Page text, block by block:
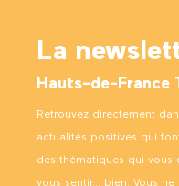
La
Hauts-de-France
Retrouvez directement
actualités positives qui
des thématiques qui vous
vous sentir… bien. Vous